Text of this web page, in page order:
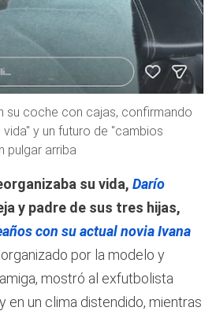
su coche con cajas, confirmando
y un futuro de "cambios
pulgar arriba
su vida, Darío
y padre de sus tres hijas,
con su actual novia Ivana
organizado por la modelo y
mostró al exfutbolista
en un clima distendido, mientras